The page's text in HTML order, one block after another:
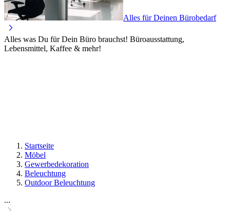
Alles für Deinen Bürobedarf
Alles was Du für Dein Büro brauchst! Büroausstattung,
Lebensmittel, Kaffee & mehr!
Startseite
Möbel
Gewerbedekoration
Beleuchtung
Outdoor Beleuchtung
...